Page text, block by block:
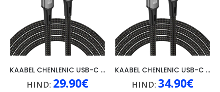
KAABEL CHENLENIC USB-C THUNDERBOLT 4, 240W/8K 60Hz, 1M, MUST
HIND: 29.90€
KAABEL CHENLENIC USB-C THUNDERBOLT 4, 240W/8K 60Hz, 2M, MUST
HIND: 34.90€